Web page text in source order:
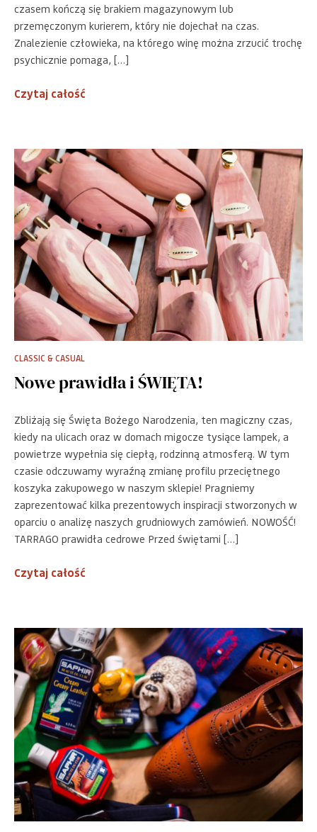
czasem kończą się brakiem magazynowym lub
przemęczonym kurierem, który nie dojechał na czas.
Znalezienie człowieka, na którego winę można zrzucić trochę
psychicznie pomaga, […]
Czytaj całość
CLASSIC & CASUAL
Nowe prawidła i ŚWIĘTA!
Zbliżają się Święta Bożego Narodzenia, ten magiczny czas,
kiedy na ulicach oraz w domach migocze tysiące lampek, a
powietrze wypełnia się ciepłą, rodzinną atmosferą. W tym
czasie odczuwamy wyraźną zmianę profilu przeciętnego
koszyka zakupowego w naszym sklepie! Pragniemy
zaprezentować kilka prezentowych inspiracji stworzonych w
oparciu o analizę naszych grudniowych zamówień. NOWOŚĆ!
TARRAGO prawidła cedrowe Przed świętami […]
Czytaj całość